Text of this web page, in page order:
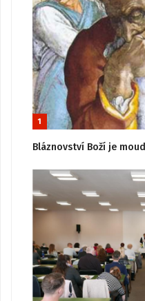
1
Bláznovství Boží je